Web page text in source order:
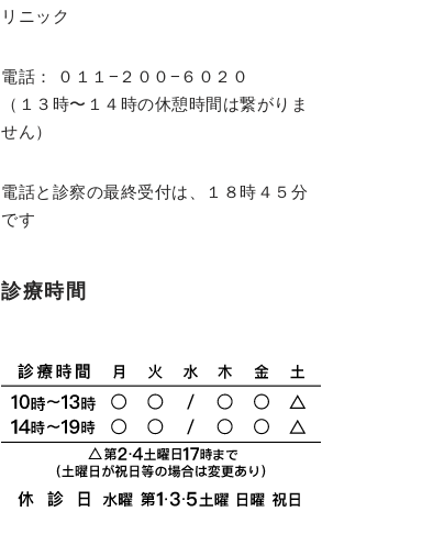
リニック
電話： ０１１−２００−６０２０
（１３時〜１４時の休憩時間は繋がりま
せん）
電話と診察の最終受付は、１８時４５分
です
診療時間